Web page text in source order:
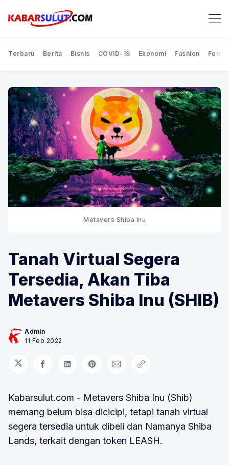
Terbaru Berita Bisnis COVID-19 Ekonomi Fashion
Metavers Shiba Inu
Tanah Virtual Segera
Tersedia, Akan Tiba
Metavers Shiba Inu (SHIB)
Admin
11 Feb 2022
Bagikan di Twitter
Bagikan di Facebook
Bagikan di LinkedIn
Bagikan di Pinterest
Bagikan melalui Email
Salin tautan
Kabarsulut.com - Metavers Shiba Inu (Shib)
memang belum bisa dicicipi, tetapi tanah virtual
segera tersedia untuk dibeli dan Namanya Shiba
Lands, terkait dengan token LEASH.